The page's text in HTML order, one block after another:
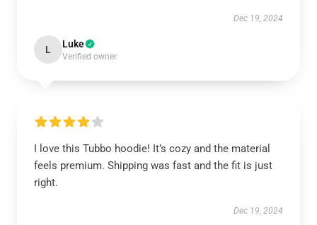
Dec 19, 2024
L Luke
Verified owner
I love this Tubbo hoodie! It’s cozy and the material
feels premium. Shipping was fast and the fit is just
right.
Dec 19, 2024